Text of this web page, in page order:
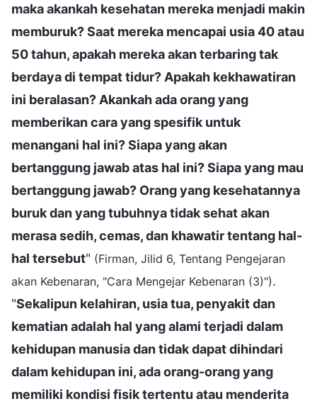
maka akankah kesehatan mereka menjadi makin
memburuk? Saat mereka mencapai usia 40 atau
50 tahun, apakah mereka akan terbaring tak
berdaya di tempat tidur? Apakah kekhawatiran
ini beralasan? Akankah ada orang yang
memberikan cara yang spesifik untuk
menangani hal ini? Siapa yang akan
bertanggung jawab atas hal ini? Siapa yang mau
bertanggung jawab? Orang yang kesehatannya
buruk dan yang tubuhnya tidak sehat akan
merasa sedih, cemas, dan khawatir tentang hal-
hal tersebut" (Firman, Jilid 6, Tentang Pengejaran
akan Kebenaran, "Cara Mengejar Kebenaran (3)").
"Sekalipun kelahiran, usia tua, penyakit dan
kematian adalah hal yang alami terjadi dalam
kehidupan manusia dan tidak dapat dihindari
dalam kehidupan ini, ada orang-orang yang
memiliki kondisi fisik tertentu atau menderita